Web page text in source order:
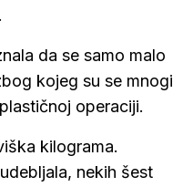
.
da se samo malo
kojeg su se mnogi
operaciji.
kilograma.
nekih šest